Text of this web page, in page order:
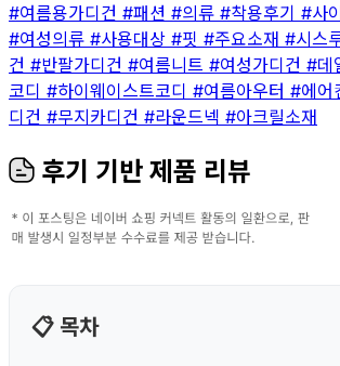
#여름용가디건 #패션 #의류 #착용후기 #사
#여성의류 #사용대상 #핏 #주요소재 #시스
건 #반팔가디건 #여름니트 #여성가디건 #데
코디 #하이웨이스트코디 #여름아우터 #에어
디건 #무지카디건 #라운드넥 #아크릴소재
후기 기반 제품 리뷰
📋 목차